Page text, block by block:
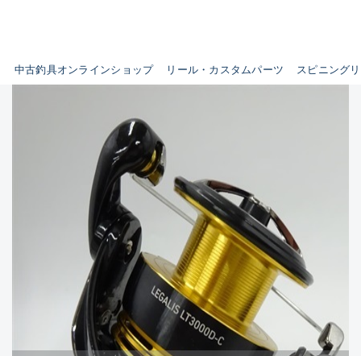
中古釣具オンラインショップ リール・カスタムパーツ スピニング
イシグロフレスポ鈴鹿店
イシグロ津高茶屋店
イシグロ西春店
イシグロ中川かの里店
イシグロカインズモール彦根店
イシグロ静岡中吉田店
イシグロ名東引山店
イシグロ豊田店
イシグロ豊橋向山店
B
使用感や傷のある一般的な中
古品
C-
かなり使用感があり、全体的
に目立つ傷が多い品